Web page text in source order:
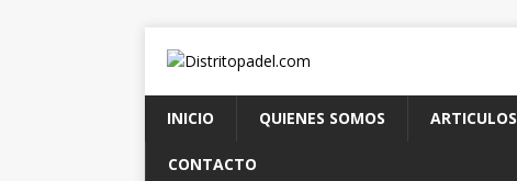
INICIO QUIENES SOMOS ARTICULOS
CONTACTO